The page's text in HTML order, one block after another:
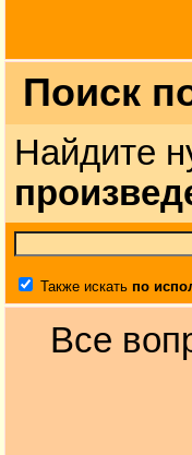
Поиск
Найдите
Также искать по
Все